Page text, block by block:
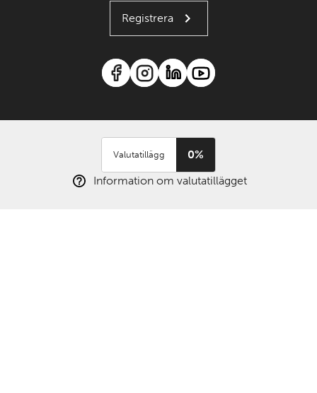
Registrera
Valutatillägg
0%
Information om valutatillägget